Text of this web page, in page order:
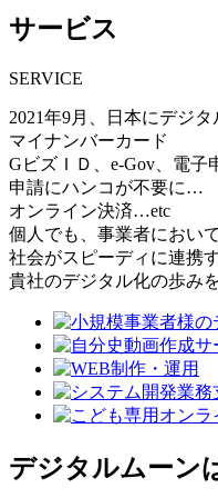
サービス
SERVICE
2021年9月、日本にデジタ
マイナンバーカード
GビズＩＤ、e-Gov、電子
申請にハンコが不要に…
オンライン決済…etc
個人でも、事業者におい
社会がスピーディに連携
貴社のデジタル化の歩み
デジタルムーン